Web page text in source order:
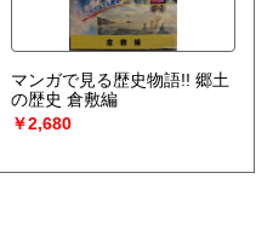
マンガで見る歴史物語!! 郷土
の歴史 倉敷編
￥2,680